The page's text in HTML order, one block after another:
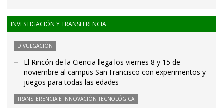
INVESTIGACIÓN Y TRANSFERENCIA
DIVULGACIÓN
El Rincón de la Ciencia llega los viernes 8 y 15 de
noviembre al campus San Francisco con experimentos y
juegos para todas las edades
TRANSFERENCIA E INNOVACIÓN TECNOLÓGICA